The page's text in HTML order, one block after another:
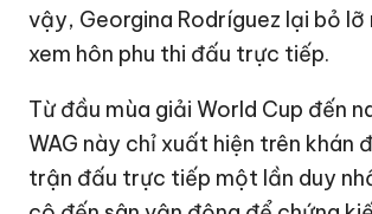
vậy, Georgina Rodríguez lại bỏ
xem hôn phu thi đấu trực tiếp.
Từ đầu mùa giải World Cup đến
WAG này chỉ xuất hiện trên khán
trận đấu trực tiếp một lần duy